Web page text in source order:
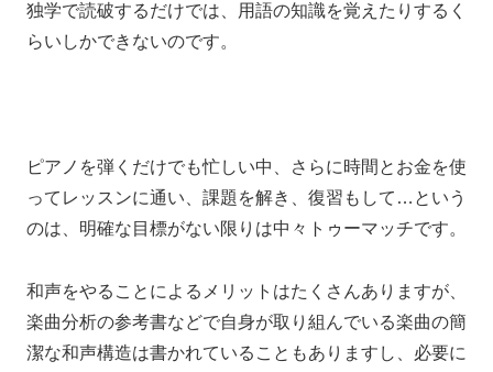
独学で読破するだけでは、 用語の知識を覚えたりするく
らいしかできないのです。
ピアノを弾くだけでも忙しい中、
さらに時間とお金を使
ってレッスンに通い、 課題を解き、復習もして… という
のは、 明確な目標がない限りは中々 トゥーマッチです。
和声をやることによるメリットはたくさんありますが、
楽曲分析の参考書などで自身が取り組んでいる楽曲の簡
潔な和声構造は書かれていることもありますし、 必要に